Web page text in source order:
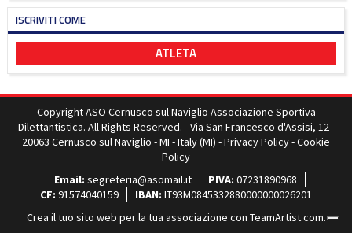
ISCRIVITI COME
ATLETA
Copyright ASO Cernusco sul Naviglio Associazione Sportiva
Dilettantistica. All Rights Reserved. - Via San Francesco d'Assisi, 12 -
20063 Cernusco sul Naviglio - MI - Italy (MI) -Privacy Policy-Cookie
Policy
Email: segreteria@asomail.it PIVA: 07231890968
CF: 91574040159 IBAN: IT93M0845332880000000026201
Crea il tuo sito web per la tua associazione con TeamArtist.com.